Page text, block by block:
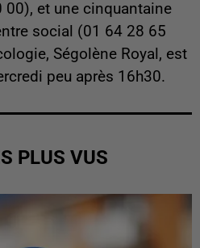
00), et une cinquantaine
social (01 64 28 65
Ségolène Royal, est
peu après 16h30.
PLUS VUS